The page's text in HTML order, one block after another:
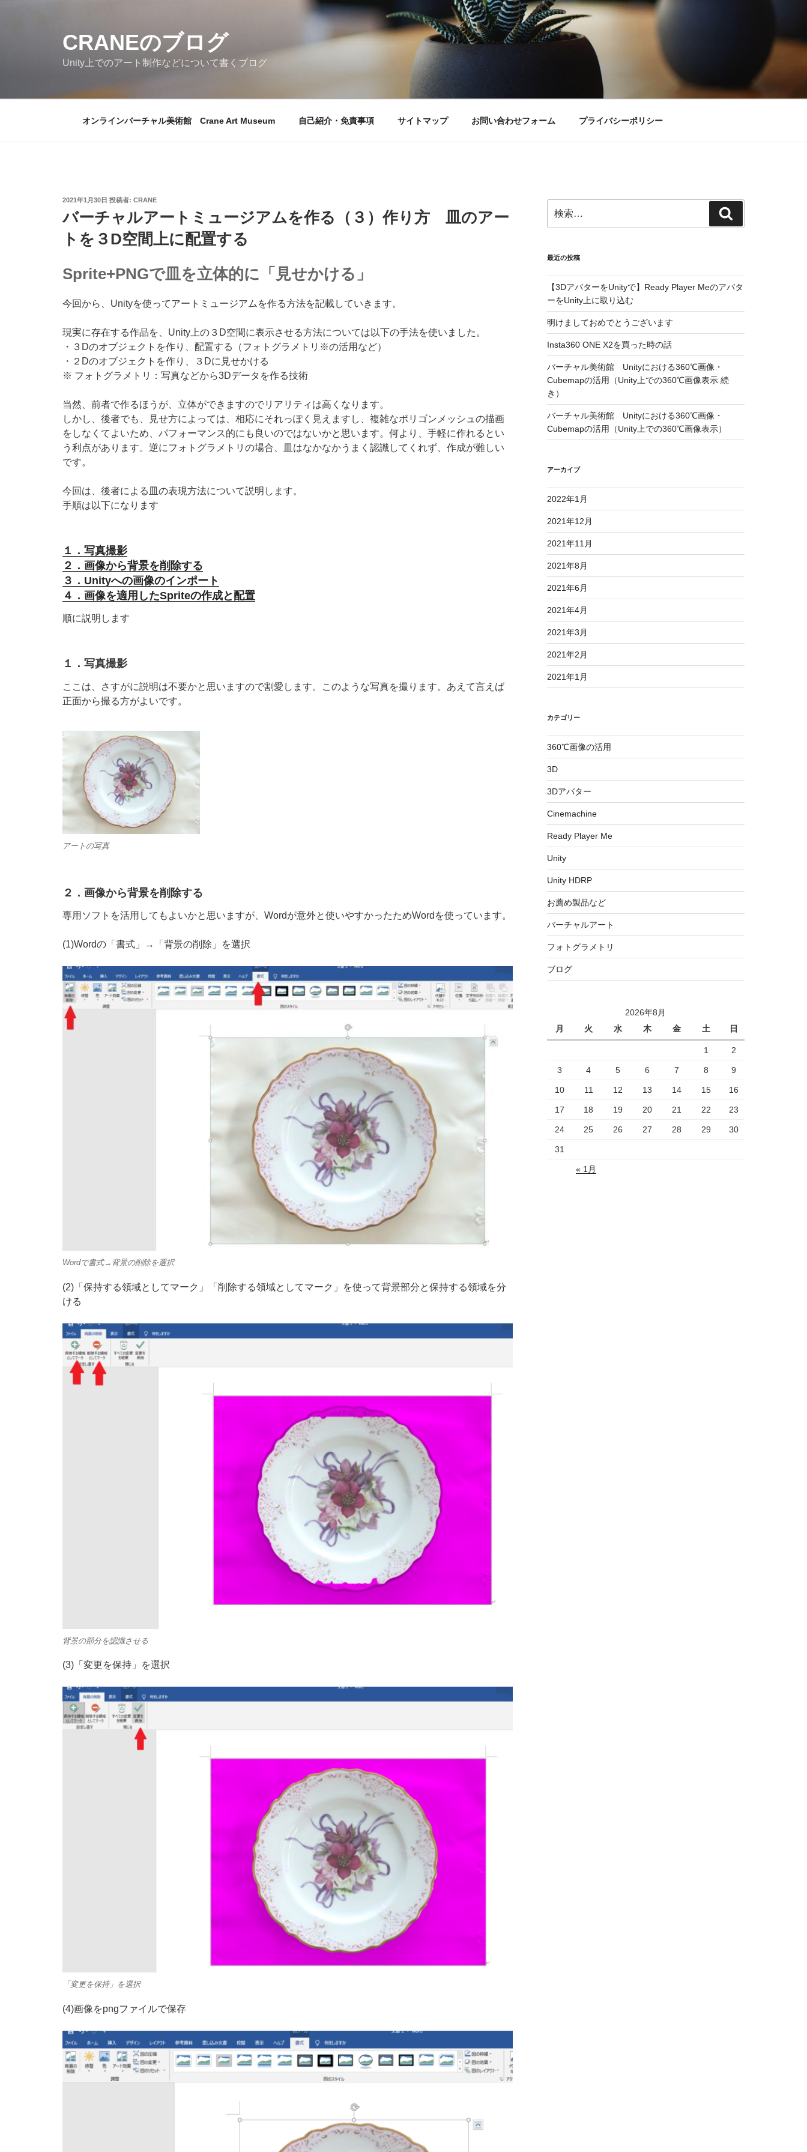
CRANEのブログ
Unity上でのアート制作などについて書くブログ
オンラインバーチャル美術館 Crane Art Museum 自己紹介・免責事項 サイトマップ お問い合わせフォーム プライバシーポリシー
投
日:
2021年1月30日 投稿者: CRANE
バーチャルアートミュージアムを作る（３）作り方 皿のアー
トを３D空間上に配置する
Sprite+PNGで皿を立体的に「見せかける」
今回から、Unityを使ってアートミュージアムを作る方法を記載していきます。
現実に存在する作品を、Unity上の３D空間に表示させる方法については以下の手法を使いました。
・３Dのオブジェクトを作り、配置する（フォトグラメトリ※の活用など）
・２Dのオブジェクトを作り、３Dに見せかける
※ フォトグラメトリ：写真などから3Dデータを作る技術
当然、前者で作るほうが、立体ができますのでリアリティは高くなります。
しかし、後者でも、見せ方によっては、相応にそれっぽく見えますし、複雑なポリゴンメッシュの描画
をしなくてよいため、パフォーマンス的にも良いのではないかと思います。何より、手軽に作れるとい
う利点があります。逆にフォトグラメトリの場合、皿はなかなかうまく認識してくれず、作成が難しい
です。
今回は、後者による皿の表現方法について説明します。
手順は以下になります
１．写真撮影
２．画像から背景を削除する
３．Unityへの画像のインポート
４．画像を適用したSpriteの作成と配置
順に説明します
１．写真撮影
ここは、さすがに説明は不要かと思いますので割愛します。このような写真を撮ります。あえて言えば
正面から撮る方がよいです。
アートの写真
２．画像から背景を削除する
専用ソフトを活用してもよいかと思いますが、Wordが意外と使いやすかったためWordを使っています。
(1)Wordの「書式」→「背景の削除」を選択
Wordで書式→背景の削除を選択
(2)「保持する領域としてマーク」「削除する領域としてマーク」を使って背景部分と保持する領域を分
ける
背景の部分を認識させる
(3)「変更を保持」を選択
「変更を保持」を選択
(4)画像をpngファイルで保存
索:
索
最近の投稿
【3DアバターをUnityで】Ready Player Meのアバタ
ーをUnity上に取り込む
明けましておめでとうございます
Insta360 ONE X2を買った時の話
バーチャル美術館 Unityにおける360℃画像・
Cubemapの活用（Unity上での360℃画像表示 続
き）
バーチャル美術館 Unityにおける360℃画像・
Cubemapの活用（Unity上での360℃画像表示）
アーカイブ
2022年1月
2021年12月
2021年11月
2021年8月
2021年6月
2021年4月
2021年3月
2021年2月
2021年1月
カテゴリー
360℃画像の活用
3D
3Dアバター
Cinemachine
Ready Player Me
Unity
Unity HDRP
お薦め製品など
バーチャルアート
フォトグラメトリ
ブログ
2026年8月
月
火 水 木 金 土 日
1 2
3 4 5 6 7 8 9
10 11 12 13 14 15 16
17 18 19 20 21 22 23
24 25 26 27 28 29 30
31
« 1月